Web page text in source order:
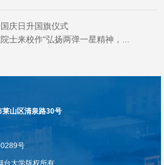
庆日升国旗仪式
士来校作“弘扬两弹一星精神，...
莱山区清泉路30号
号
大学版权所有